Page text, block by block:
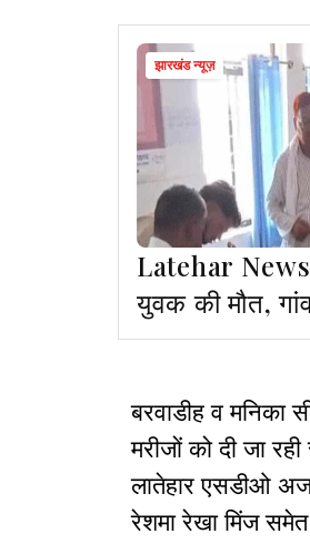
झारखंड न्यूज़
Latehar
युवक की मौत,
बरवाडीह व मनिका
मरीजों को दी जा
लातेहार एसडीओ
रेशमा रेखा मिंज